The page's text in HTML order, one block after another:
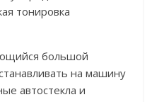
тонировка
большой
на машину
автостекла и